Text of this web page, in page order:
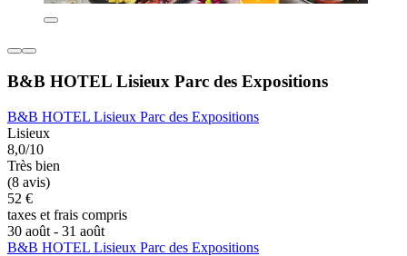
B&B HOTEL Lisieux Parc des Expositions
B&B HOTEL Lisieux Parc des Expositions
Lisieux
8,0/10
Très bien
(8 avis)
52 €
taxes et frais compris
30 août - 31 août
B&B HOTEL Lisieux Parc des Expositions